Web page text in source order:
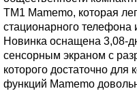
TM1 Mamemo, которая
стационарного
Новинка оснащена
сенсорным экраном с
которого достаточно для
функций Mamemo